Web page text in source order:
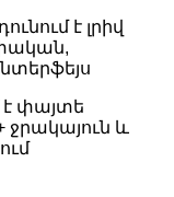
է լրիվ
է փայտե
և